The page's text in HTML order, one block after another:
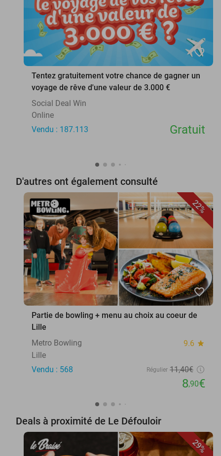
favorite_border
Tentez gratuitement votre chance de gagner un
voyage de rêve d'une valeur de 3.000 €
Social Deal Win
Online
Vendu : 187.113
Gratuit
D'autres ont également consulté
22%
favorite_border
Partie de bowling + menu au choix au coeur de
Lille
Metro Bowling
9.6 star
Lille
Vendu : 568
Régulier 11,40€
8,90€
Deals à proximité de Le Défouloir
29%